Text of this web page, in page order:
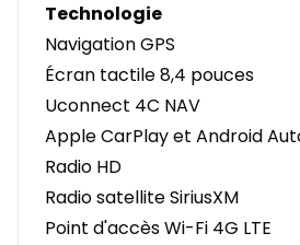
Technologie
Navigation GPS
Écran tactile 8,4 pouces
Uconnect 4C NAV
Apple CarPlay et Android
Radio HD
Radio satellite SiriusXM
Point d'accès Wi-Fi 4G LTE